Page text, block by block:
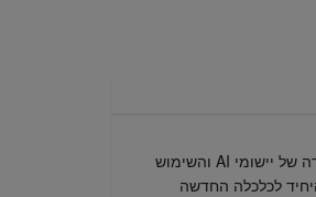
העולם לא מחכה: למה למידה של יישומי AI והשימוש
לכלכלה החדשה